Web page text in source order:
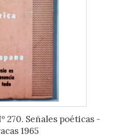
270. Señales poéticas -
1965